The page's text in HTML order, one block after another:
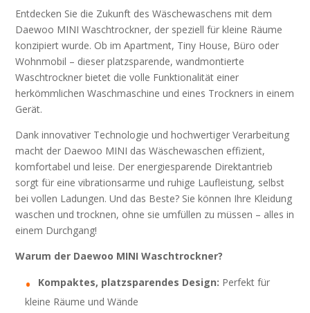
Entdecken Sie die Zukunft des Wäschewaschens mit dem
Daewoo MINI Waschtrockner, der speziell für kleine Räume
konzipiert wurde. Ob im Apartment, Tiny House, Büro oder
Wohnmobil – dieser platzsparende, wandmontierte
Waschtrockner bietet die volle Funktionalität einer
herkömmlichen Waschmaschine und eines Trockners in einem
Gerät.
Dank innovativer Technologie und hochwertiger Verarbeitung
macht der Daewoo MINI das Wäschewaschen effizient,
komfortabel und leise. Der energiesparende Direktantrieb
sorgt für eine vibrationsarme und ruhige Laufleistung, selbst
bei vollen Ladungen. Und das Beste? Sie können Ihre Kleidung
waschen und trocknen, ohne sie umfüllen zu müssen – alles in
einem Durchgang!
Warum der Daewoo MINI Waschtrockner?
Kompaktes, platzsparendes Design: Perfekt für
kleine Räume und Wände